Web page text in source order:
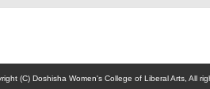
(C) Doshisha Women's College of Liberal Arts, All